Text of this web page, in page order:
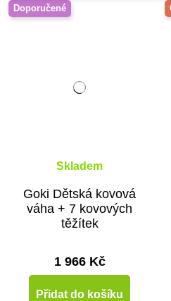
Doporučené
Skladem
Goki Dětská kovová
váha + 7 kovových
těžítek
1 966 Kč
Přidat do košíku